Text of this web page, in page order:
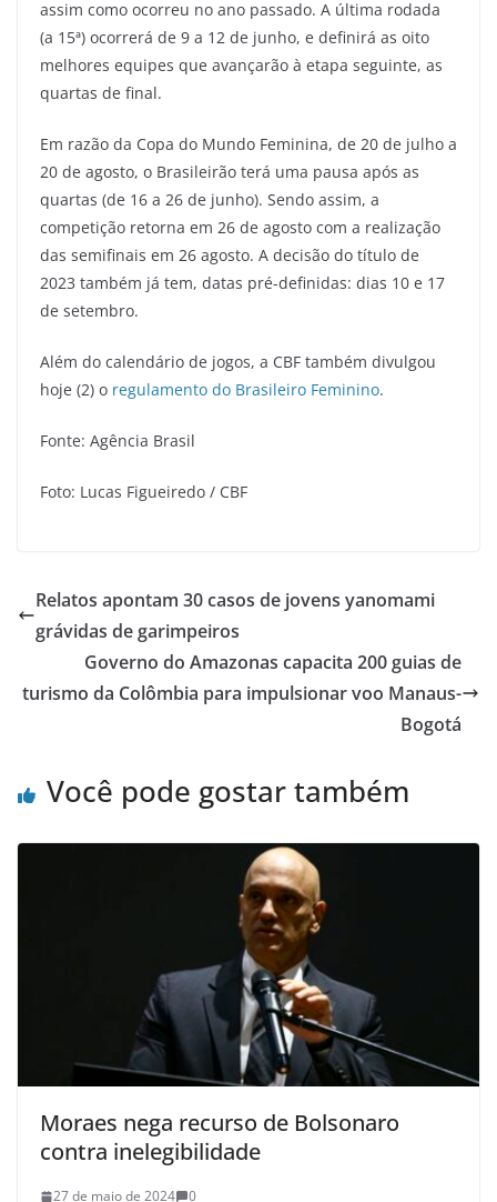
assim como ocorreu no ano passado. A última rodada
(a 15ª) ocorrerá de 9 a 12 de junho, e definirá as oito
melhores equipes que avançarão à etapa seguinte, as
quartas de final.
Em razão da Copa do Mundo Feminina, de 20 de julho a
20 de agosto, o Brasileirão terá uma pausa após as
quartas (de 16 a 26 de junho). Sendo assim, a
competição retorna em 26 de agosto com a realização
das semifinais em 26 agosto. A decisão do título de
2023 também já tem, datas pré-definidas: dias 10 e 17
de setembro.
Além do calendário de jogos, a CBF também divulgou
hoje (2) o regulamento do Brasileiro Feminino.
Fonte: Agência Brasil
Foto: Lucas Figueiredo / CBF
Relatos apontam 30 casos de jovens yanomami
grávidas de garimpeiros
Governo do Amazonas capacita 200 guias de
turismo da Colômbia para impulsionar voo Manaus-
Bogotá
Você pode gostar também
Moraes nega recurso de Bolsonaro
contra inelegibilidade
27 de maio de 2024 0